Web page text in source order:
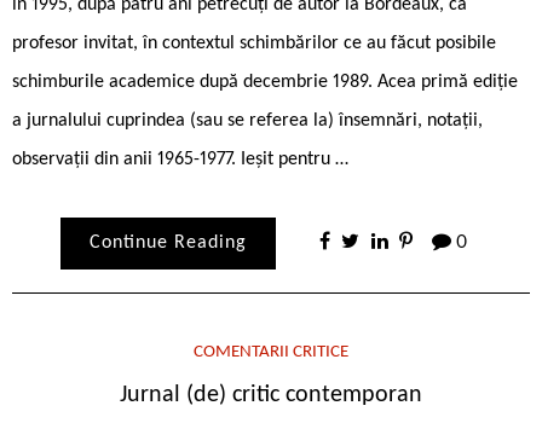
în 1995, după patru ani petrecuți de autor la Bordeaux, ca
profesor invitat, în contextul schimbărilor ce au făcut posibile
schimburile academice după decembrie 1989. Acea primă ediție
a jurnalului cuprindea (sau se referea la) însemnări, notații,
observații din anii 1965-1977. Ieșit pentru …
Continue Reading 0
COMENTARII CRITICE
Jurnal (de) critic contemporan